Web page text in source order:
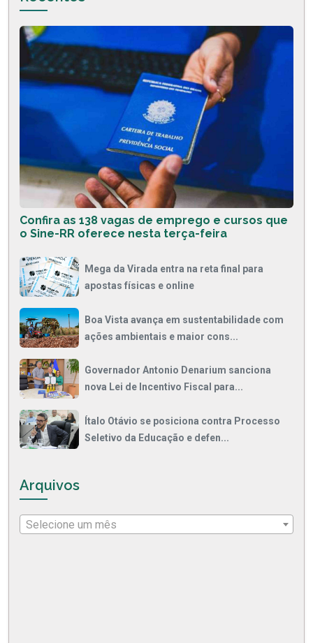
Confira as 138 vagas de emprego e cursos que
o Sine-RR oferece nesta terça-feira
Mega da Virada entra na reta final para
apostas físicas e online
Boa Vista avança em sustentabilidade com
ações ambientais e maior cons...
Governador Antonio Denarium sanciona
nova Lei de Incentivo Fiscal para...
Ítalo Otávio se posiciona contra Processo
Seletivo da Educação e defen...
Arquivos
Selecione um mês